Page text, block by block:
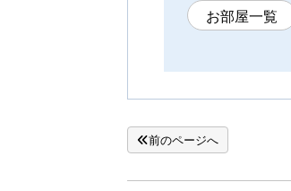
お部屋一覧
前のページへ